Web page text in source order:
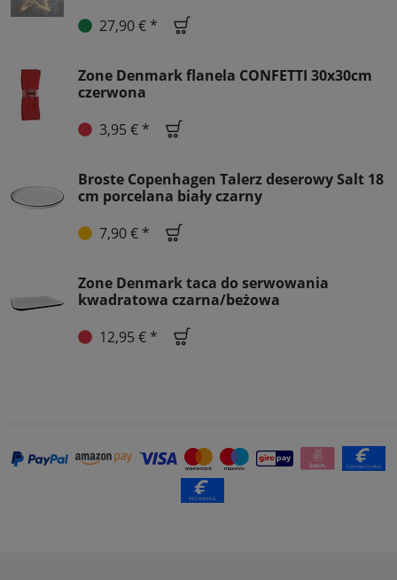
27,90 € *
Zone Denmark flanela CONFETTI 30x30cm
czerwona
3,95 € *
Broste Copenhagen Talerz deserowy Salt 18
cm porcelana biały czarny
7,90 € *
Zone Denmark taca do serwowania
kwadratowa czarna/beżowa
12,95 € *